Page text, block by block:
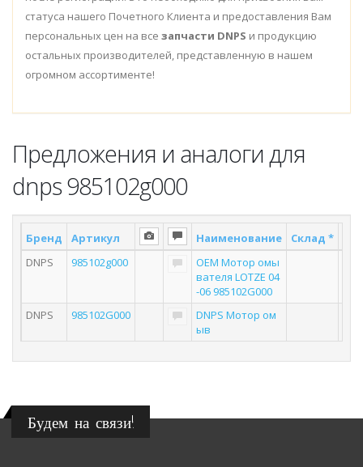
статуса нашего Почетного Клиента и предоставления Вам
персональных цен на все запчасти DNPS и продукцию
остальных производителей, представленную в нашем
огромном ассортименте!
Предложения и аналоги для
dnps 985102g000
Бренд Артикул Наименование Склад *
DNPS
985102g000
OEM Мотор омы
вателя LOTZE 04
-06 985102G000
DNPS
985102G000
DNPS Мотор ом
ыв
Будем на связи!